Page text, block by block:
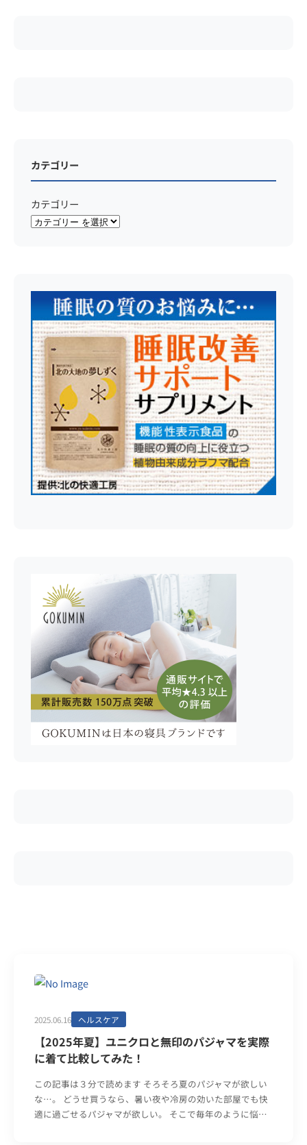
2025.06.16 ヘルスケア
【2025年夏】ユニクロと無印のパジャマを実際
に着て比較してみた！
この記事は３分で読めます そろそろ夏のパジャマが欲しい
な…。 どうせ買うなら、暑い夜や冷房の効いた部屋でも快
適に過ごせるパジャマが欲しい。 そこで毎年のように悩…
カテゴリー
カテゴリー